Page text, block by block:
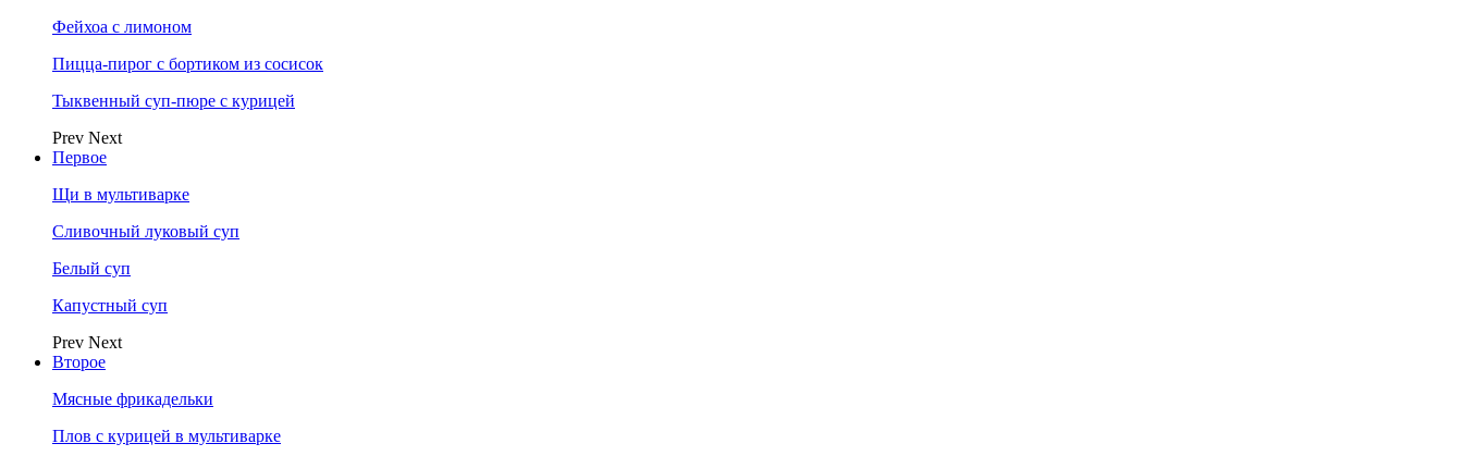
Фейхоа с лимоном
Пицца-пирог с бортиком из сосисок
Тыквенный суп-пюре с курицей
Prev Next
Первое
Щи в мультиварке
Сливочный луковый суп
Белый суп
Капустный суп
Prev Next
Второе
Мясные фрикадельки
Плов с курицей в мультиварке